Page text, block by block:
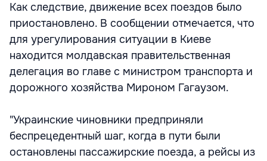
Как следствие, движение всех поездов было
приостановлено. В сообщении отмечается, что
для урегулирования ситуации в Киеве
находится молдавская правительственная
делегация во главе с министром транспорта и
дорожного хозяйства Мироном Гагаузом.
"Украинские чиновники предприняли
беспрецедентный шаг, когда в пути были
остановлены пассажирские поезда, а рейсы из